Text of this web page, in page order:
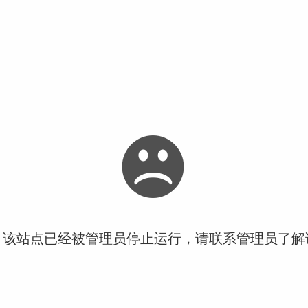
站点已经被管理员停止运行，请联系管理员了